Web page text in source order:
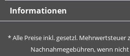
Informationen
* Alle Preise inkl. gesetzl. Mehrwertsteuer
Nachnahmegebühren, wenn